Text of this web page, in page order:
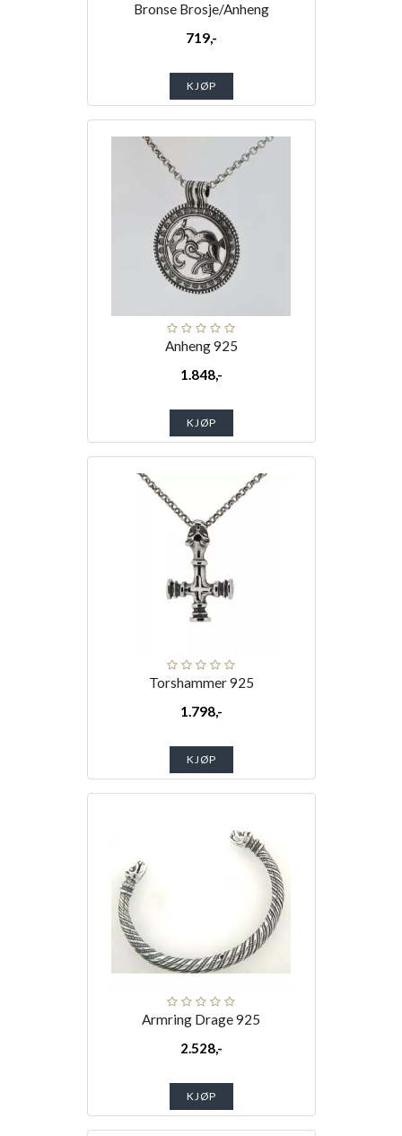
Bronse Brosje/Anheng
719,-
KJØP
Anheng 925
1.848,-
KJØP
Torshammer 925
1.798,-
KJØP
Armring Drage 925
2.528,-
KJØP